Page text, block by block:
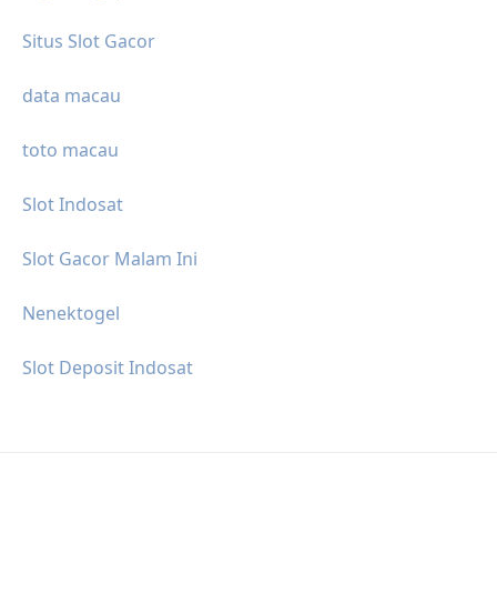
Situs Slot Gacor
data macau
toto macau
Slot Indosat
Slot Gacor Malam Ini
Nenektogel
Slot Deposit Indosat